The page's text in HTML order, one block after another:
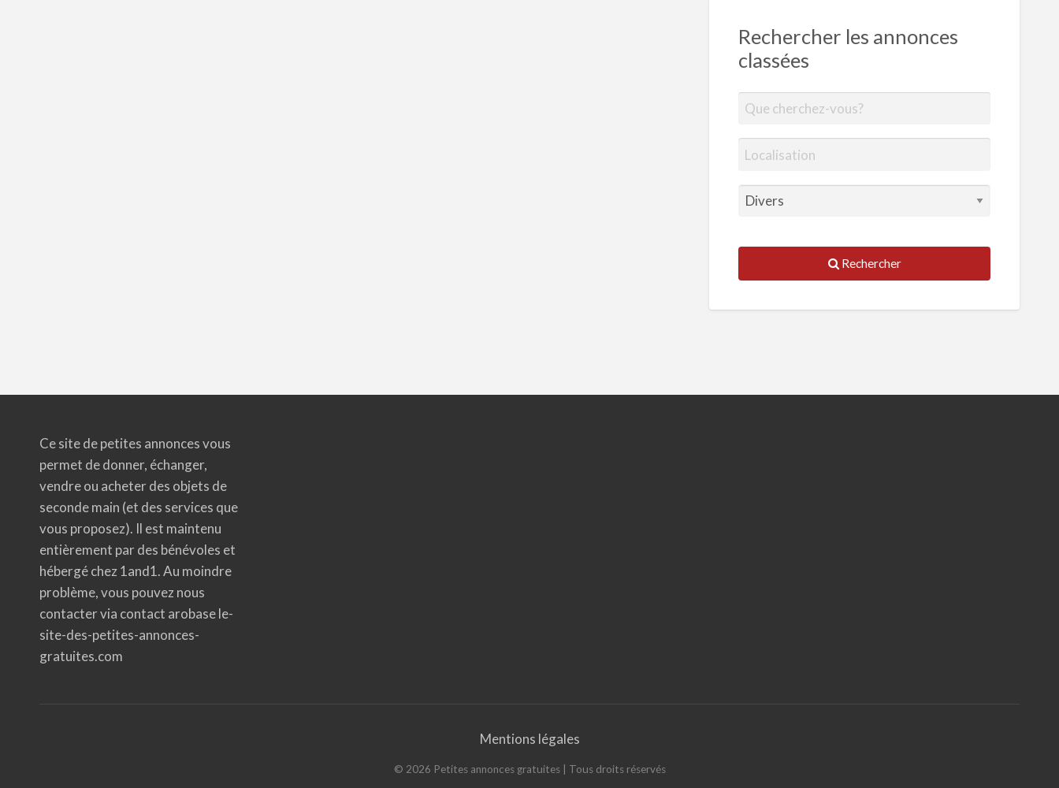
Rechercher les annonces
classées
Rechercher
Ce site de petites annonces vous
permet de donner, échanger,
vendre ou acheter des objets de
seconde main (et des services que
vous proposez). Il est maintenu
entièrement par des bénévoles et
hébergé chez 1and1. Au moindre
problème, vous pouvez nous
contacter via contact arobase le-
site-des-petites-annonces-
gratuites.com
Mentions légales
© 2026 Petites annonces gratuites| Tous droits réservés